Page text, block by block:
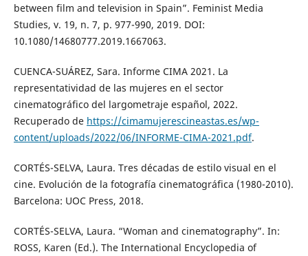
between film and television in Spain”. Feminist Media
Studies, v. 19, n. 7, p. 977-990, 2019. DOI:
10.1080/14680777.2019.1667063.
CUENCA-SUÁREZ, Sara. Informe CIMA 2021. La
representatividad de las mujeres en el sector
cinematográfico del largometraje español, 2022.
Recuperado de https://cimamujerescineastas.es/wp-
content/uploads/2022/06/INFORME-CIMA-2021.pdf.
CORTÉS-SELVA, Laura. Tres décadas de estilo visual en el
cine. Evolución de la fotografía cinematográfica (1980-2010).
Barcelona: UOC Press, 2018.
CORTÉS-SELVA, Laura. “Woman and cinematography”. In:
ROSS, Karen (Ed.). The International Encyclopedia of